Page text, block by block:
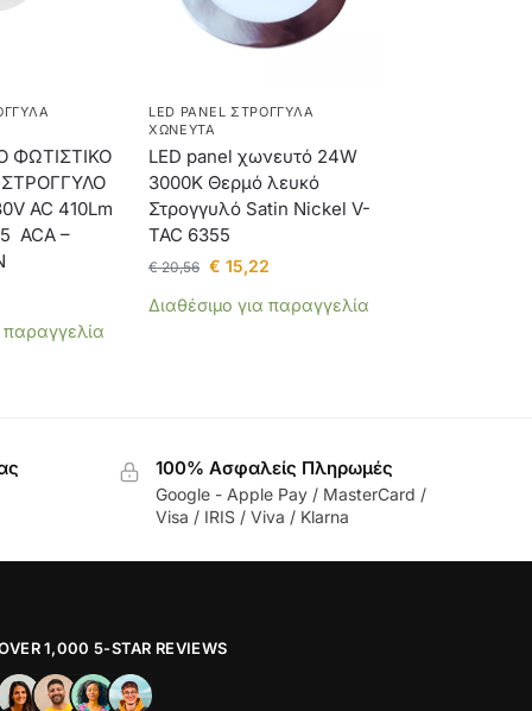
ΦΩΤΙΣΤΙΚΟ
AC 410Lm
ACA –
παραγγελία
LED PANEL ΣΤΡΟΓΓΥΛΆ
ΧΩΝΕΥΤΆ
LED panel χωνευτό 24W
3000K Θερμό λευκό
Στρογγυλό Satin Nickel V-
TAC 6355
€20,56 € 15,22
Διαθέσιμο για παραγγελία
100% Ασφαλείς Πληρωμές
Google - Apple Pay / MasterCard /
Visa / IRIS / Viva / Klarna
1,000 5-STAR REVIEWS